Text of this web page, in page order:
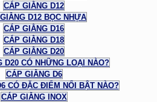
CÁP GIẰNG D12
D12 BỌC NHỰA
CÁP GIẰNG D16
CÁP GIẰNG D18
CÁP GIẰNG D20
D20 CÓ NHỮNG LOẠI NÀO?
CÁP GIẰNG D6
CÓ ĐẶC ĐIỂM NỔI BẬT NÀO?
CÁP GIẰNG INOX